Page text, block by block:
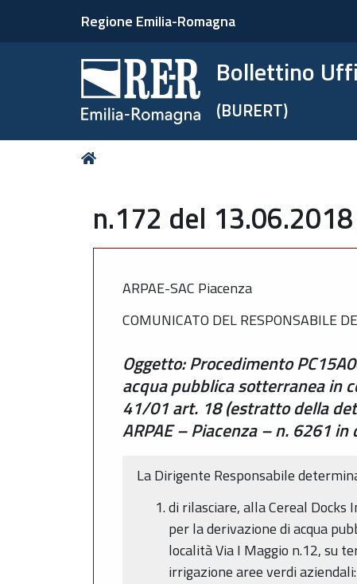
Regione Emilia-Romagna
Bollettino
(BURERT)
Tu
n.172 del
ARPAE-SAC Piacenza
COMUNICATO DEL RESPONSABILE
Oggetto: Procedimento
acqua pubblica sotterranea in
41/01 art. 18 (estratto della
ARPAE – Piacenza – n. 6261
La Dirigente Responsabile
di rilasciare, alla Cereal Docks
per la derivazione di acqua
località Via I Maggio n.12, su
irrigazione aree verdi aziendali: